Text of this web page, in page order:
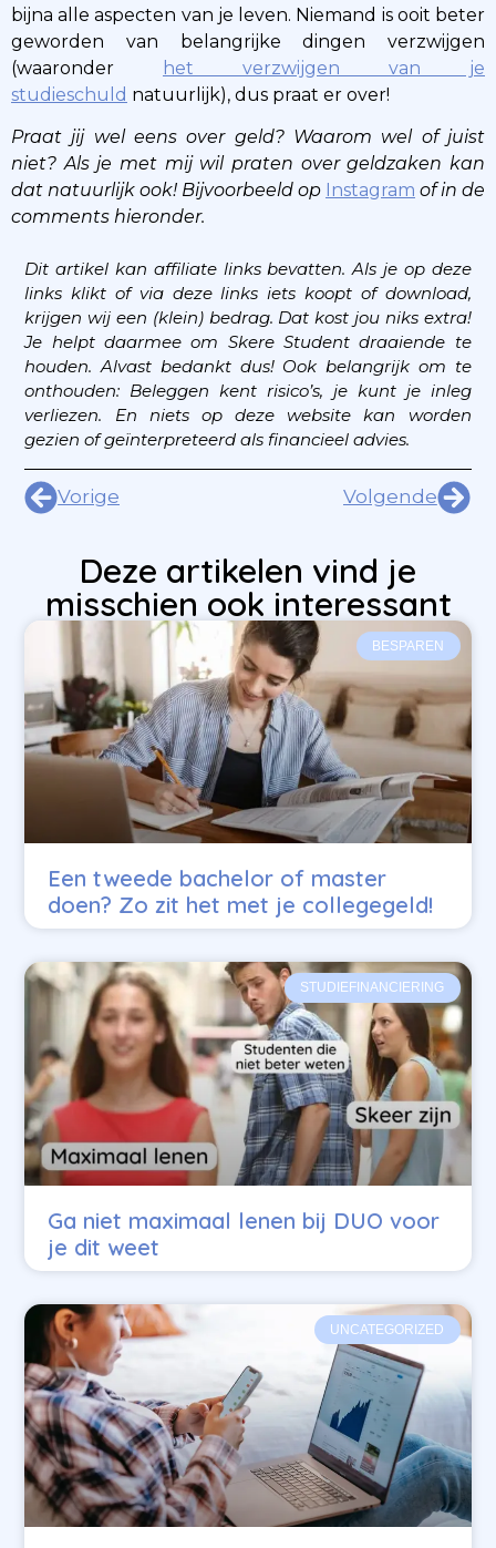
bijna alle aspecten van je leven. Niemand is ooit beter
geworden van belangrijke dingen verzwijgen
(waaronder
het verzwijgen van je
studieschuld natuurlijk), dus praat er over!
Praat jij wel eens over geld? Waarom wel of juist
niet? Als je met mij wil praten over geldzaken kan
dat natuurlijk ook! Bijvoorbeeld op Instagram of in de
comments hieronder.
Dit artikel kan affiliate links bevatten. Als je op deze
links klikt of via deze links iets koopt of download,
krijgen wij een (klein) bedrag. Dat kost jou niks extra!
Je helpt daarmee om Skere Student draaiende te
houden. Alvast bedankt dus! Ook belangrijk om te
onthouden: Beleggen kent risico’s, je kunt je inleg
verliezen. En niets op deze website kan worden
gezien of geïnterpreteerd als financieel advies.
Vorige Volgende
Deze artikelen vind je
misschien ook interessant
BESPAREN
Een tweede bachelor of master
doen? Zo zit het met je collegegeld!
STUDIEFINANCIERING
Ga niet maximaal lenen bij DUO voor
je dit weet
UNCATEGORIZED